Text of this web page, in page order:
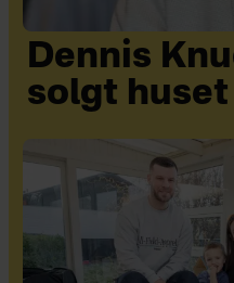
Dennis
solgt huset